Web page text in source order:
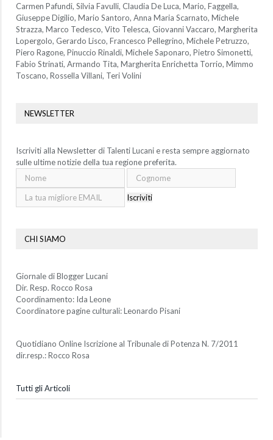
Carmen Pafundi, Silvia Favulli, Claudia De Luca, Mario, Faggella,
Giuseppe Digilio, Mario Santoro, Anna Maria Scarnato, Michele
Strazza, Marco Tedesco, Vito Telesca, Giovanni Vaccaro, Margherita
Lopergolo, Gerardo Lisco, Francesco Pellegrino, Michele Petruzzo,
Piero Ragone, Pinuccio Rinaldi, Michele Saponaro, Pietro Simonetti,
Fabio Strinati, Armando Tita, Margherita Enrichetta Torrio, Mimmo
Toscano, Rossella Villani, Teri Volini
NEWSLETTER
Iscriviti alla Newsletter di Talenti Lucani e resta sempre aggiornato
sulle ultime notizie della tua regione preferita.
Iscriviti
CHI SIAMO
Giornale di Blogger Lucani
Dir. Resp. Rocco Rosa
Coordinamento: Ida Leone
Coordinatore pagine culturali: Leonardo Pisani
Quotidiano Online Iscrizione al Tribunale di Potenza N. 7/2011
dir.resp.: Rocco Rosa
Tutti gli Articoli